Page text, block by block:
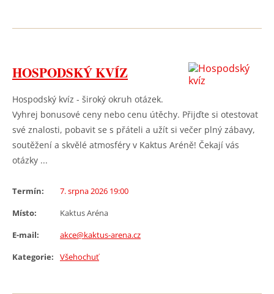
HOSPODSKÝ KVÍZ
Hospodský kvíz - široký okruh otázek.
Vyhrej bonusové ceny nebo cenu útěchy. Přijďte si otestovat
své znalosti, pobavit se s přáteli a užít si večer plný zábavy,
soutěžení a skvělé atmosféry v Kaktus Aréně! Čekají vás
otázky ...
Termín:
7. srpna 2026 19:00
Místo:
Kaktus Aréna
E-mail:
akce@kaktus-arena.cz
Kategorie:
Všehochuť